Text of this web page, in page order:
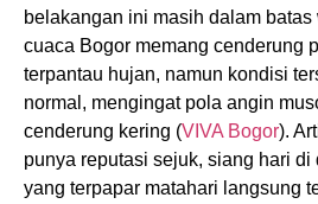
belakangan ini masih dalam batas
cuaca Bogor memang cenderung
terpantau hujan, namun kondisi
normal, mengingat pola angin
cenderung kering (VIVA Bogor).
punya reputasi sejuk, siang hari di
yang terpapar matahari langsung